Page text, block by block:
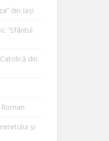
din Iaşi
”Sfântul
din
şi